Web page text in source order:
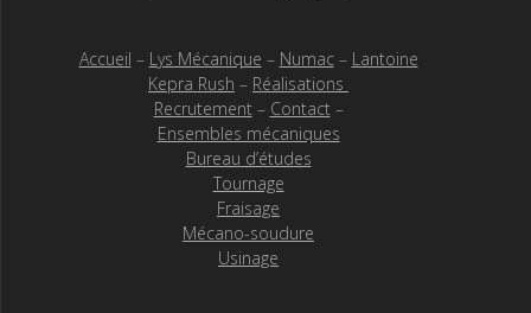
Accueil – Lys Mécanique – Numac– Lantoine
Kepra Rush – Réalisations
Recrutement – Contact –
Ensembles mécaniques
Bureau d’études
Tournage
Fraisage
Mécano-soudure
Usinage